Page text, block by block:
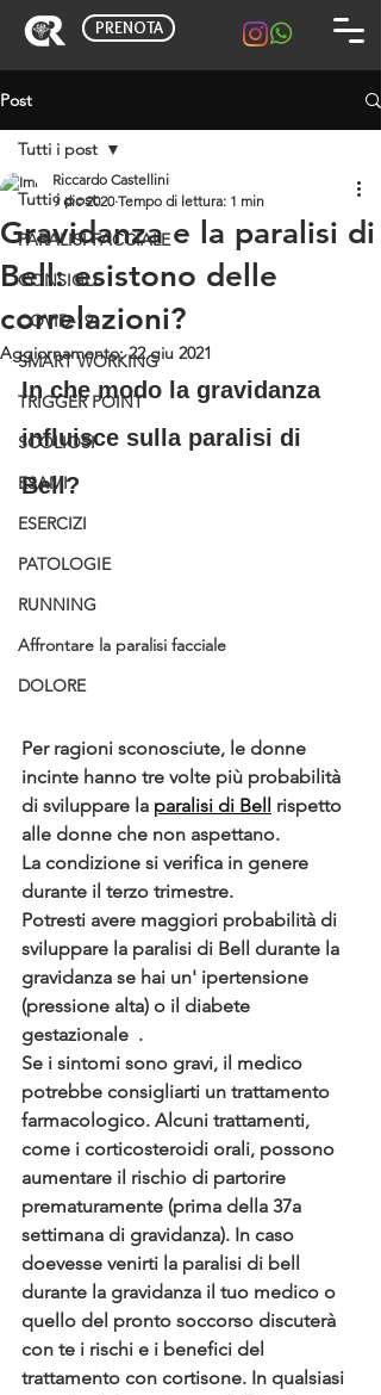
PRENOTA
Post
Tutti i post
PARALISI FACCIALE
CONSIGLI
COVID-19
SMART WORKING
TRIGGER POINT
SCOLIOSI
ESAMI
ESERCIZI
PATOLOGIE
RUNNING
Affrontare la paralisi facciale
DOLORE
Tutti i post
Gravidanza e la paralisi di
Bell: esistono delle
correlazioni?
Riccardo Castellini
9 dic 2020 Tempo di lettura: 1 min
Aggiornamento:22 giu 2021
In che modo la gravidanza
influisce sulla paralisi di
Bell?
Per ragioni sconosciute, le donne
incinte hanno tre volte più probabilità
di sviluppare la paralisi di Bell
rispetto
alle donne che non aspettano.
La condizione si verifica in genere
durante il terzo trimestre.
Potresti avere maggiori probabilità di
sviluppare la paralisi di Bell durante la
gravidanza se hai un' ipertensione
(pressione alta) o il diabete
gestazionale  .
Se i sintomi sono gravi, il medico
potrebbe consigliarti un trattamento
farmacologico. Alcuni trattamenti,
come i corticosteroidi orali, possono
aumentare il rischio di partorire
prematuramente (prima della 37a
settimana di gravidanza). In caso
doevesse venirti la paralisi di bell
durante la gravidanza il tuo medico o
quello del pronto soccorso discuterà
con te i rischi e i benefici del
trattamento con cortisone. In qualsiasi